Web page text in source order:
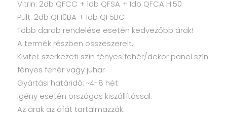
Vitrin: 2db QFCC + 1db QFSA + 1db QFCA H.50
Pult: 2db QF10BA + 1db QF5BC
Több darab rendelése esetén kedvezőbb árak!
A termék részben összeszerelt.
Kivitel: szerkezeti szín fényes fehér/dekor panel szín
fényes fehér vagy juhar
Gyártási határidő: ~4-8 hét
Igény esetén országos kiszállítással.
Az árak az áfát tartalmazzák.